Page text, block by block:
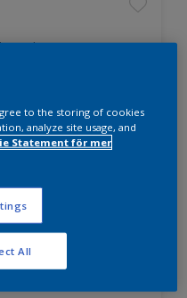
med Svanen
vithet
to the storing of cookies
analyze site usage, and
Statement för mer
All